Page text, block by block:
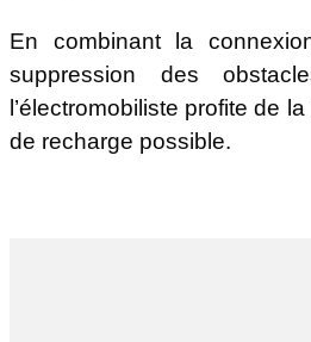
En combinant la
suppression des
l’électromobiliste profite de
de recharge possible.